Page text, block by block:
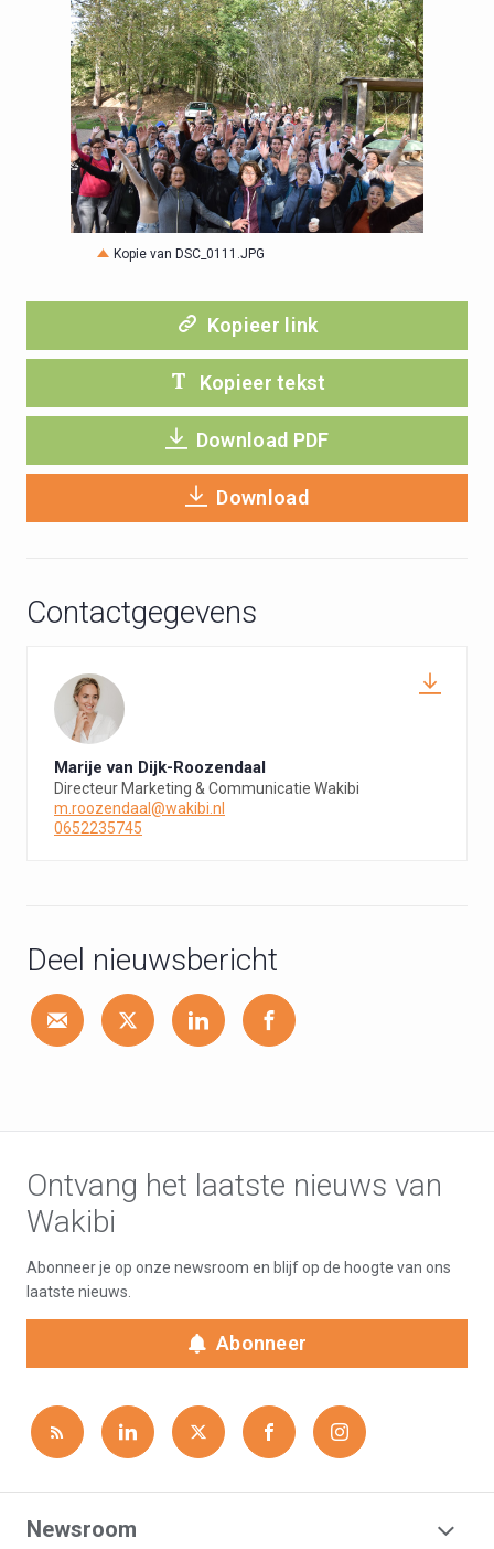
JPG
Kopie van DSC_0111.JPG
Kopieer link
Kopieer tekst
Download PDF
Download
Contactgegevens
Marije van Dijk-Roozendaal
Directeur Marketing & Communicatie Wakibi
m.roozendaal@wakibi.nl
0652235745
Deel nieuwsbericht
Ontvang het laatste nieuws van
Wakibi
Abonneer je op onze newsroom en blijf op de hoogte van ons
laatste nieuws.
Abonneer
Newsroom